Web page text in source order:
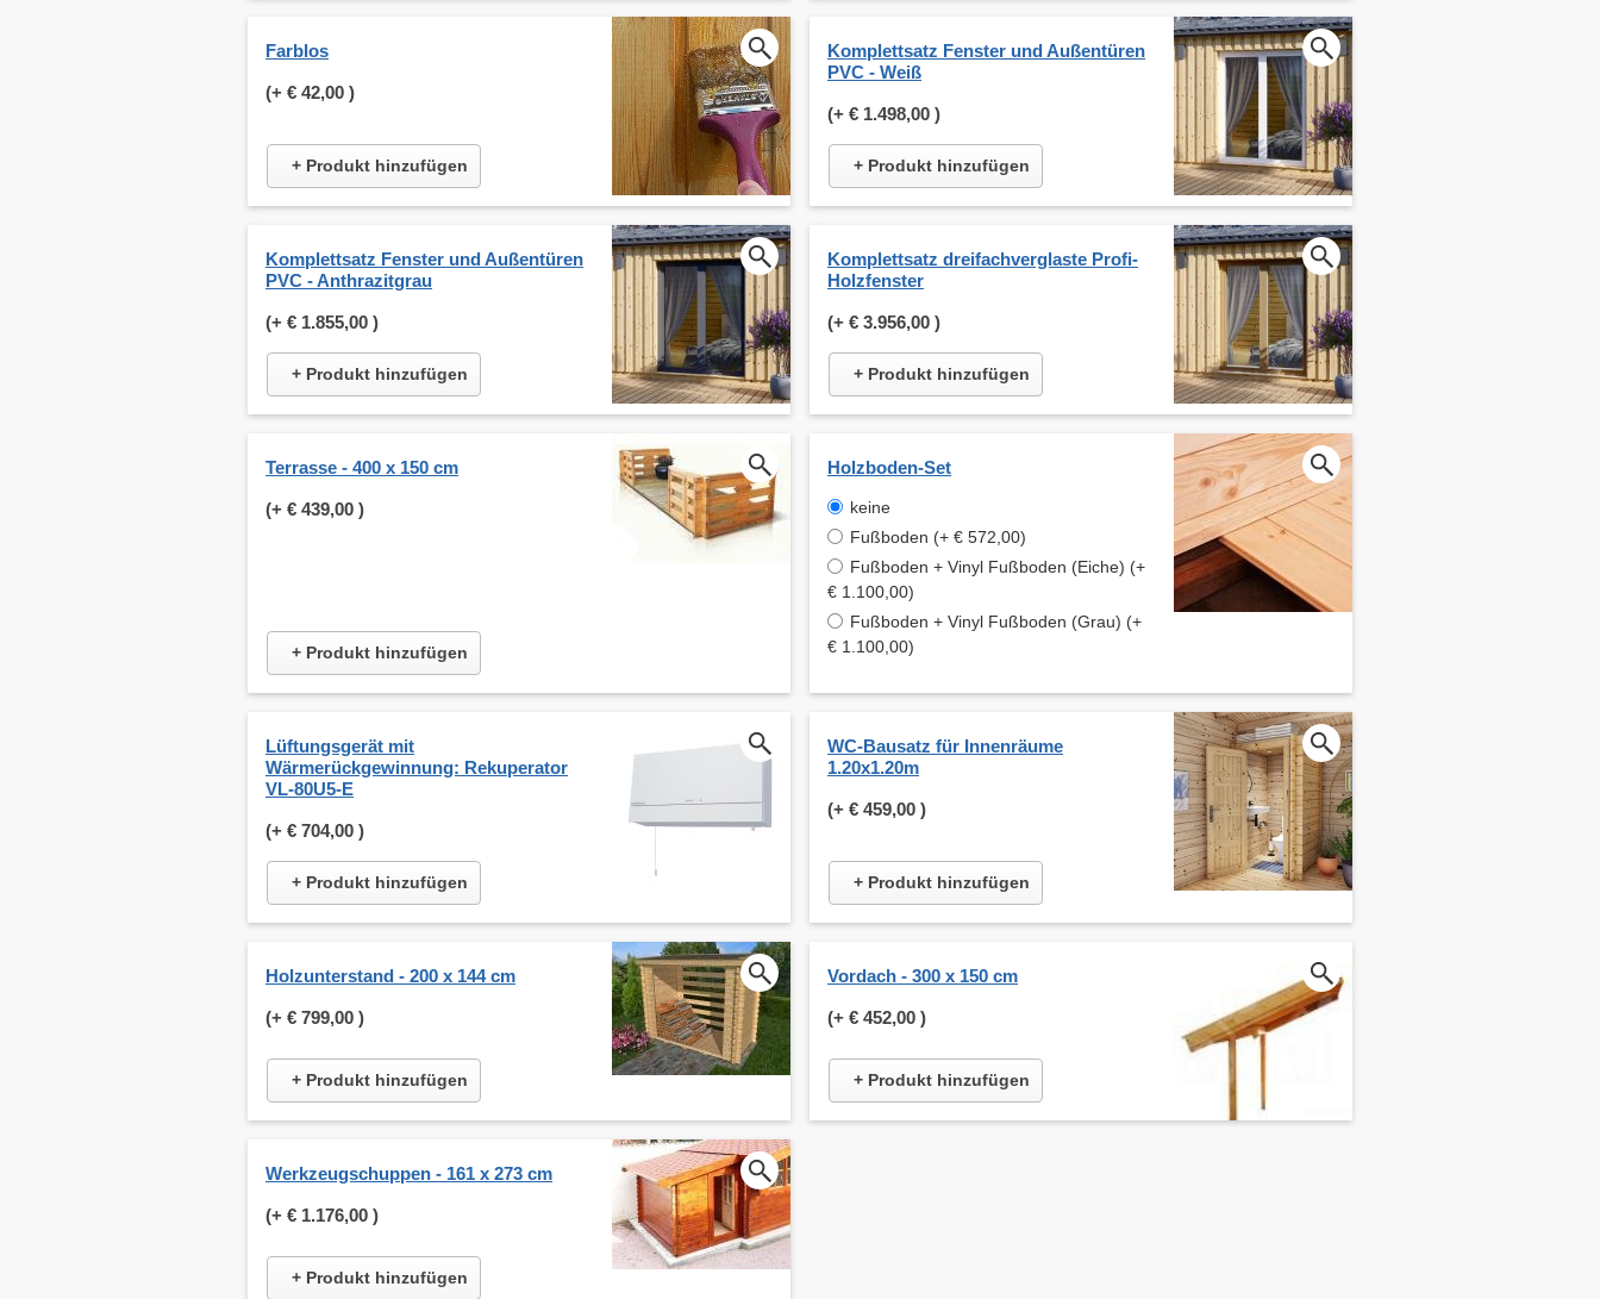
Farblos
(+ € 42,00 )
+ Produkt hinzufügen
Komplettsatz Fenster und Außentüren
PVC - Weiß
(+ € 1.498,00 )
+ Produkt hinzufügen
Komplettsatz Fenster und Außentüren
PVC - Anthrazitgrau
(+ € 1.855,00 )
+ Produkt hinzufügen
Komplettsatz dreifachverglaste Profi-
Holzfenster
(+ € 3.956,00 )
+ Produkt hinzufügen
Terrasse - 400 x 150 cm
(+ € 439,00 )
+ Produkt hinzufügen
Holzboden-Set
keine
Fußboden (+ € 572,00)
Fußboden + Vinyl Fußboden (Eiche) (+
€ 1.100,00)
Fußboden + Vinyl Fußboden (Grau) (+
€ 1.100,00)
Lüftungsgerät mit
Wärmerückgewinnung: Rekuperator
VL-80U5-E
(+ € 704,00 )
+ Produkt hinzufügen
WC-Bausatz für Innenräume
1.20x1.20m
(+ € 459,00 )
+ Produkt hinzufügen
Holzunterstand - 200 x 144 cm
(+ € 799,00 )
+ Produkt hinzufügen
Vordach - 300 x 150 cm
(+ € 452,00 )
+ Produkt hinzufügen
Werkzeugschuppen - 161 x 273 cm
(+ € 1.176,00 )
+ Produkt hinzufügen